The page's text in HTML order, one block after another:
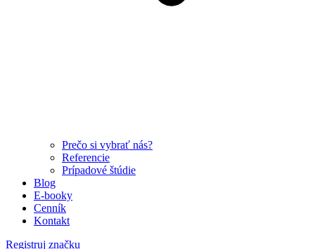
Prečo si vybrať nás?
Referencie
Prípadové štúdie
Blog
E-booky
Cenník
Kontakt
Registruj značku